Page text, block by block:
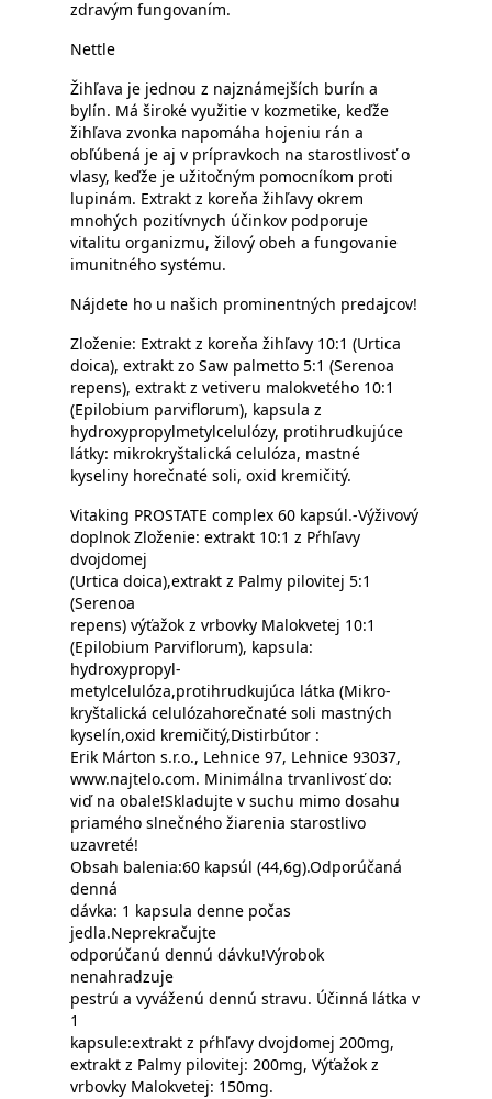
zdravým fungovaním.
Nettle
Žihľava je jednou z najznámejších burín a
bylín. Má široké využitie v kozmetike, keďže
žihľava zvonka napomáha hojeniu rán a
obľúbená je aj v prípravkoch na starostlivosť o
vlasy, keďže je užitočným pomocníkom proti
lupinám. Extrakt z koreňa žihľavy okrem
mnohých pozitívnych účinkov podporuje
vitalitu organizmu, žilový obeh a fungovanie
imunitného systému.
Nájdete ho u našich prominentných predajcov!
Zloženie: Extrakt z koreňa žihľavy 10:1 (Urtica
doica), extrakt zo Saw palmetto 5:1 (Serenoa
repens), extrakt z vetiveru malokvetého 10:1
(Epilobium parviflorum), kapsula z
hydroxypropylmetylcelulózy, protihrudkujúce
látky: mikrokryštalická celulóza, mastné
kyseliny horečnaté soli, oxid kremičitý.
Vitaking PROSTATE complex 60 kapsúl.-Výživový
doplnok Zloženie: extrakt 10:1 z Pŕhľavy
dvojdomej
(Urtica doica),extrakt z Palmy pilovitej 5:1
(Serenoa
repens) výťažok z vrbovky Malokvetej 10:1
(Epilobium Parviflorum), kapsula:
hydroxypropyl-
metylcelulóza,protihrudkujúca látka (Mikro-
kryštalická celulózahorečnaté soli mastných
kyselín,oxid kremičitý,Distirbútor :
Erik Márton s.r.o., Lehnice 97, Lehnice 93037,
www.najtelo.com. Minimálna trvanlivosť do:
viď na obale!Skladujte v suchu mimo dosahu
priamého slnečného žiarenia starostlivo
uzavreté!
Obsah balenia:60 kapsúl (44,6g).Odporúčaná
denná
dávka: 1 kapsula denne počas
jedla.Neprekračujte
odporúčanú dennú dávku!Výrobok
nenahradzuje
pestrú a vyváženú dennú stravu. Účinná látka v
1
kapsule:extrakt z pŕhľavy dvojdomej 200mg,
extrakt z Palmy pilovitej: 200mg, Výťažok z
vrbovky Malokvetej: 150mg.